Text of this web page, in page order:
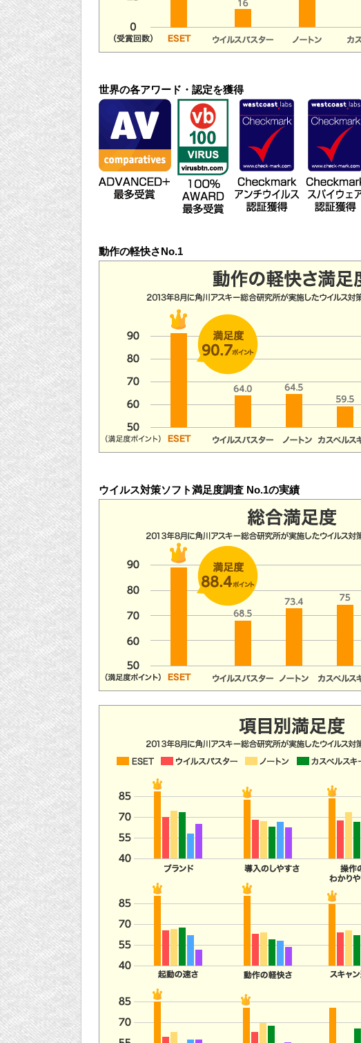
世界の各アワード・認定を獲得
動作の軽快さNo.1
ウイルス対策ソフト満足度調査 No.1の実績